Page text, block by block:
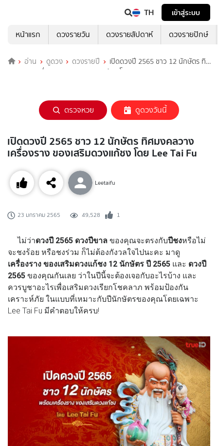
TH
เข้าสู่ระบบ
หน้าแรก
ดวงรายวัน ดวงรายสัปดาห์ ดวงรายปักษ์
อ่าน ดูดวง ดวงรายปี
เปิดดวงปี 2565 ชาว 12 นักษัตร ทิศ
มงคลวางเครื่องราง ของเสริมดวงแก้ชง โดย Lee Tai Fu
ตรวจหวย ดูดวงวันนี้
เปิดดวงปี 2565 ชาว 12 นักษัตร ทิศมงคลวาง
เครื่องราง ของเสริมดวงแก้ชง โดย Lee Tai Fu
Leetaifu
23 มกราคม 2565 49,528 1
ไม่ว่าดวงปี 2565 ดวงปีขาล ของคุณจะตรงกับปีชงหรือไม่
จะชงร้อย หรือชงร่วม ก็ไม่ต้องกังวลใจไปนะคะ มาดู
เครื่องราง ของเสริมดวงแก้ชง 12 นักษัตร ปี 2565 และ ดวงปี
2565 ของคุณกันเลย ว่าในปีนี้จะต้องเจอกับอะไรบ้าง และ
ควรบูชาอะไรเพื่อเสริมดวงเรียกโชคลาภ พร้อมป้องกัน
เคราะห์ภัย ในแบบที่เหมาะกับปีนักษัตรของคุณโดยเฉพาะ
Lee Tai Fu มีคำตอบให้ครบ!